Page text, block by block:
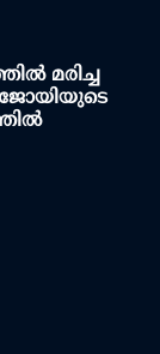
മരിച്ച
ജോയിയുടെ